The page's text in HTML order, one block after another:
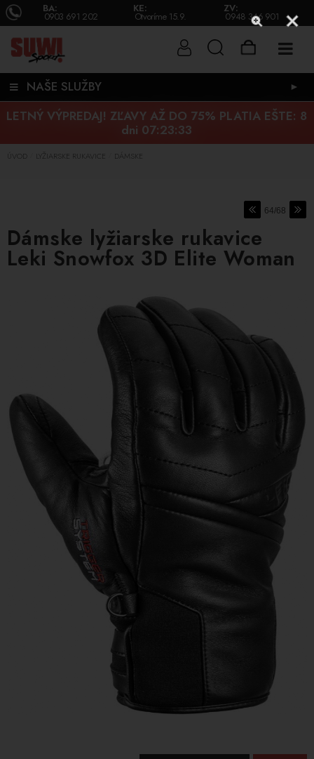
BA:
0903 691 202
KE:
Otvoríme 15.9.
ZV:
0948 346 901
NAŠE SLUŽBY ►
LETNÝ VÝPREDAJ! ZĽAVY AŽ DO 75% PLATIA EŠTE: 8
dni 07:23:32
ÚVOD LYŽIARSKE RUKAVICE DÁMSKE
64/68
Dámske lyžiarske rukavice
Leki Snowfox 3D Elite Woman